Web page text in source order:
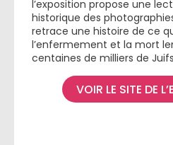
l’exposition propose une
historique des
retrace une histoire de ce
l’enfermement et la mort
centaines de milliers de
VOIR LE SITE DE